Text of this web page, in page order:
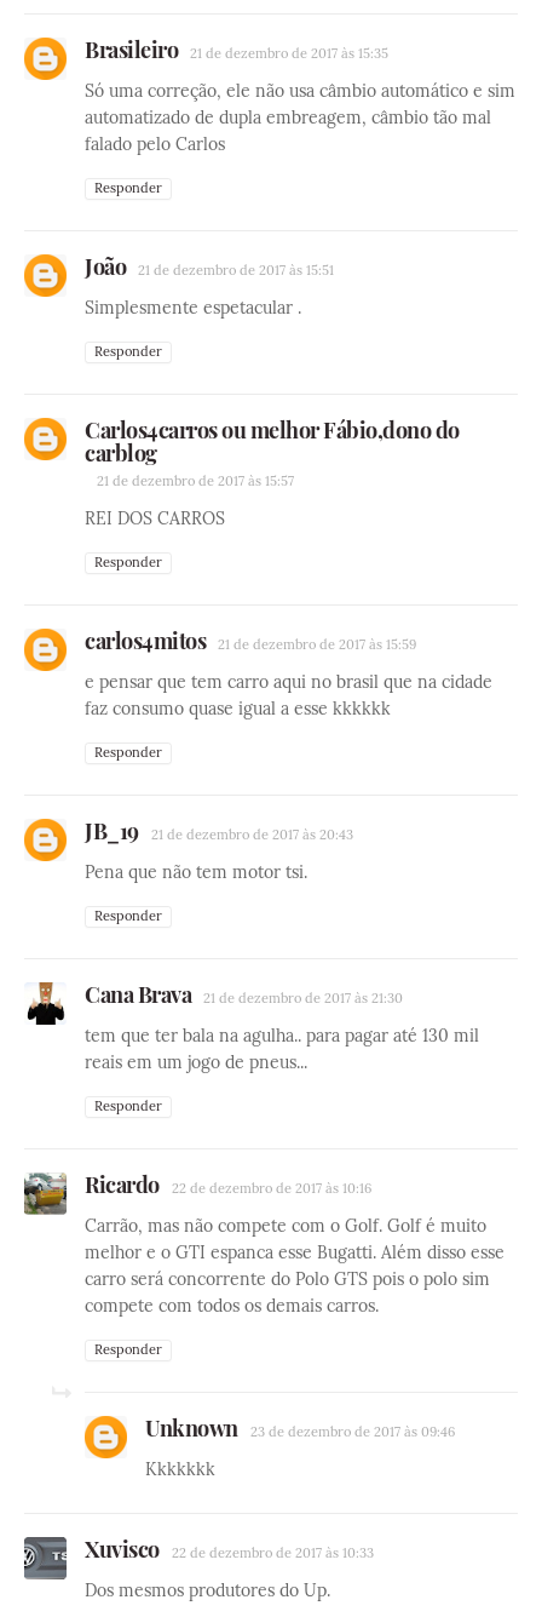
Brasileiro 21 de dezembro de 2017 às 15:35
Só uma correção, ele não usa câmbio automático e sim
automatizado de dupla embreagem, câmbio tão mal
falado pelo Carlos
Responder
João 21 de dezembro de 2017 às 15:51
Simplesmente espetacular .
Responder
Carlos4carros ou melhor Fábio,dono do
carblog
21 de dezembro de 2017 às 15:57
REI DOS CARROS
Responder
carlos4mitos 21 de dezembro de 2017 às 15:59
e pensar que tem carro aqui no brasil que na cidade
faz consumo quase igual a esse kkkkkk
Responder
JB_19 21 de dezembro de 2017 às 20:43
Pena que não tem motor tsi.
Responder
Cana Brava 21 de dezembro de 2017 às 21:30
tem que ter bala na agulha.. para pagar até 130 mil
reais em um jogo de pneus...
Responder
Ricardo 22 de dezembro de 2017 às 10:16
Carrão, mas não compete com o Golf. Golf é muito
melhor e o GTI espanca esse Bugatti. Além disso esse
carro será concorrente do Polo GTS pois o polo sim
compete com todos os demais carros.
Responder
Unknown 23 de dezembro de 2017 às 09:46
Kkkkkkk
Xuvisco 22 de dezembro de 2017 às 10:33
Dos mesmos produtores do Up.